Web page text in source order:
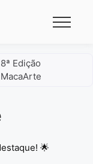
8ª Edição
MacaArte
🌟